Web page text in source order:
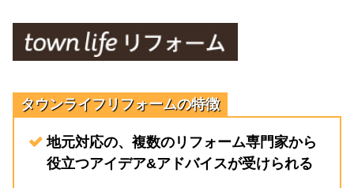
タウンライフリフォームの特徴
地元対応の、複数のリフォーム専門家から
役立つアイデア&アドバイスが受けられる